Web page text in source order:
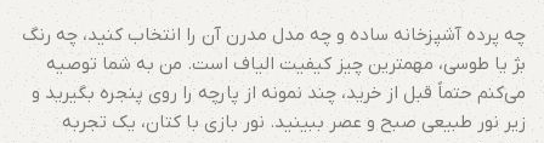
چه پرده آشپزخانه ساده و چه مدل مدرن آن را انتخاب کنید، چه رنگ
بژ یا طوسی، مهمترین چیز کیفیت الیاف است. من به شما توصیه
می‌کنم حتماً قبل از خرید، چند نمونه از پارچه را روی پنجره بگیرید و
زیر نور طبیعی صبح و عصر ببینید. نور بازی با کتان، یک تجربه